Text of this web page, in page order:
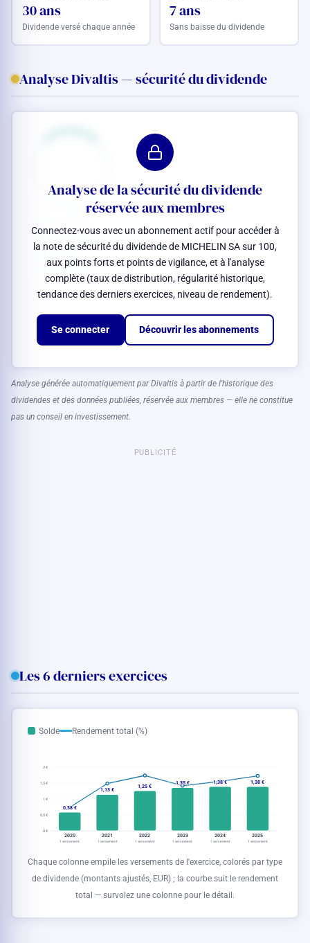
30 ans
Dividende versé chaque année
7 ans
Sans baisse du dividende
Analyse Divaltis — sécurité du dividende
Analyse de la sécurité du dividende
réservée aux membres
Connectez-vous avec un abonnement actif pour accéder à
la note de sécurité du dividende de MICHELIN SA sur 100,
aux points forts et points de vigilance, et à l'analyse
complète (taux de distribution, régularité historique,
tendance des derniers exercices, niveau de rendement).
Se connecter Découvrir les abonnements
Analyse générée automatiquement par Divaltis à partir de l'historique des
dividendes et des données publiées, réservée aux membres — elle ne constitue
pas un conseil en investissement.
PUBLICITÉ
Les 6 derniers exercices
Solde Rendement total (%)
0 €
0,5 €
1 €
1,5 €
2 €
2020
1 versement
2021
1 versement
2022
1 versement
2023
1 versement
2024
1 versement
2025
1 versement
0,58 €
1,13 €
1,25 €
1,35 € 1,38 € 1,38 €
Chaque colonne empile les versements de l'exercice, colorés par type
de dividende (montants ajustés, EUR) ; la courbe suit le rendement
total — survolez une colonne pour le détail.